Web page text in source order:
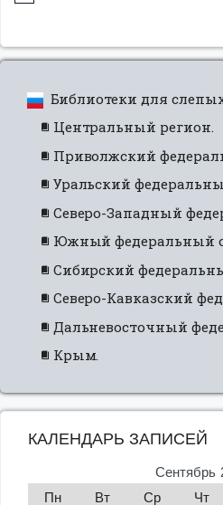
Библиотеки для
Центральный регион.
Приволжский
Уральский
Северо-Западный
Южный федеральный
Сибирский
Северо-Кавказский
Дальневосточный
Крым.
КАЛЕНДАРЬ ЗАПИСЕЙ
Сентябрь
Пн
Вт Ср Чт